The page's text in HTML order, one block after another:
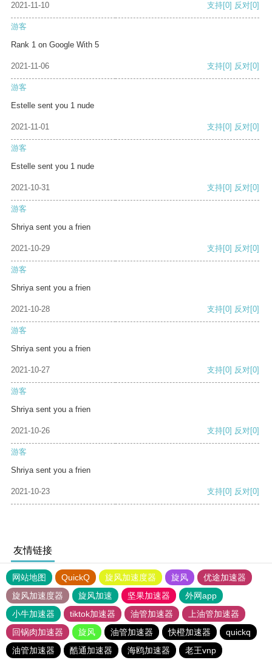
2021-11-10 支持[0] 反对[0]
游客
Rank 1 on Google With 5
2021-11-06 支持[0] 反对[0]
游客
Estelle sent you 1 nude
2021-11-01 支持[0] 反对[0]
游客
Estelle sent you 1 nude
2021-10-31 支持[0] 反对[0]
游客
Shriya sent you a frien
2021-10-29 支持[0] 反对[0]
游客
Shriya sent you a frien
2021-10-28 支持[0] 反对[0]
游客
Shriya sent you a frien
2021-10-27 支持[0] 反对[0]
游客
Shriya sent you a frien
2021-10-26 支持[0] 反对[0]
游客
Shriya sent you a frien
2021-10-23 支持[0] 反对[0]
友情链接
网站地图 QuickQ 旋风加速度器 旋风
优途加速器
旋风加速度器
旋风加速 坚果加速器
外网app
小牛加速器
tiktok加速器 油管加速器
上油管加速器
回锅肉加速器
旋风 油管加速器 快橙加速器
quickq
油管加速器
酷通加速器 海鸥加速器 老王vnp